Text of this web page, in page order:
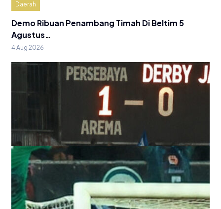
Daerah
Demo Ribuan Penambang Timah Di Beltim 5
Agustus…
4 Aug 2026